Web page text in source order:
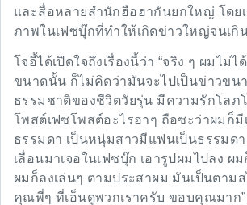
และสื่อหลายสำนักฮือฮากันยกใหญ่ โดย
ภาพในเฟซบุ๊กที่ทำให้เกิดข่าวใหญ่จนเกิ
โจอี้ได้เปิดใจถึงเรื่องนี้ว่า “จริง ๆ ผมไม่ไ
ขนาดนั้น ก็ไม่คิดว่ามันจะไปเป็นข่าวขน
ธรรมชาติของชีวิตวัยรุ่น มีความรักโลภ
โพสต์เฟซโพสต์อะไรฮาๆ ถือซะว่าผมก็มี
ธรรมดา เป็นหนุ่มสาวมีแฟนเป็นธรรมดา
เลื่อนมาเจอในเฟซบุ๊ก เอารูปผมไปลง ผ
ผมก็ลงเล่นๆ ตามประสาผม มันเป็นตาม
คุณพี่ๆ ที่เอ็นดูพวกเราครับ ขอบคุณมาก